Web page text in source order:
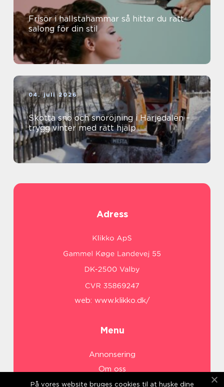
Frisör i hallstahammar så hittar du rätt
salong för din stil
04. juli 2026
Skotta snö och snöröjning i Härjedalen –
trygg vinter med rätt hjälp
Adress
web: www.klikko.dk/
Menu
Annonsering
Om oss
Cookies
På vores website bruges cookies til at huske dine